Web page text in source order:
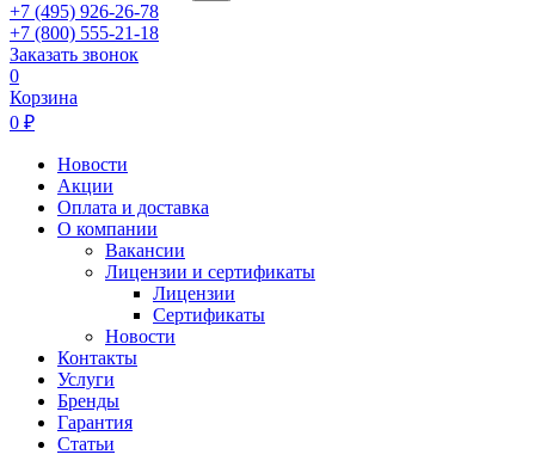
+7 (495) 926-26-78
+7 (800) 555-21-18
Заказать звонок
0
Корзина
0 ₽
Новости
Акции
Оплата и доставка
О компании
Вакансии
Лицензии и сертификаты
Лицензии
Сертификаты
Новости
Контакты
Услуги
Бренды
Гарантия
Статьи